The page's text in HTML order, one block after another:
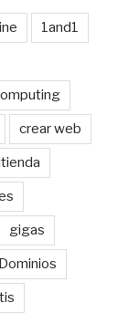
1and1
crear web
gigas